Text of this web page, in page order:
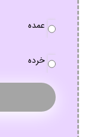
سفارش
عمده
خرده